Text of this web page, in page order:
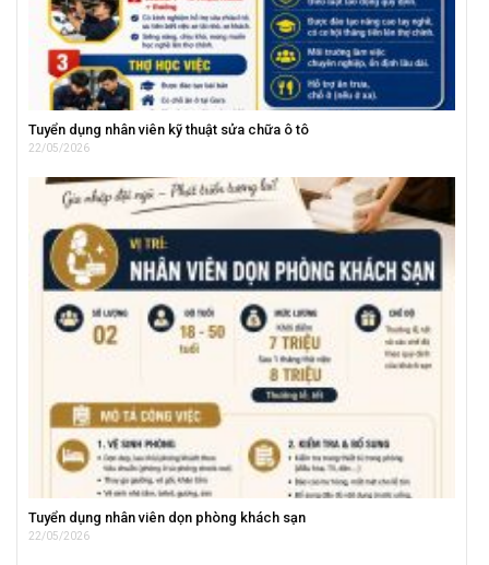
Tuyển dụng nhân viên kỹ thuật sửa chữa ô tô
22/05/2026
Tuyển dụng nhân viên dọn phòng khách sạn
22/05/2026